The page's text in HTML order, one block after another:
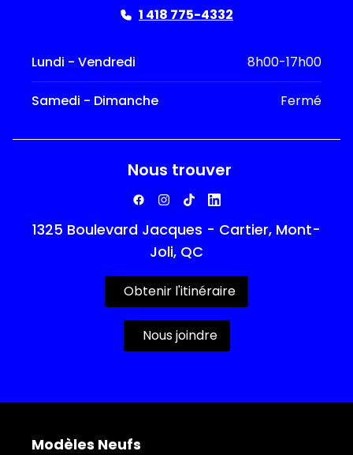
1 418 775-4332
Lundi - Vendredi 8h00-17h00
Samedi - Dimanche Fermé
Nous trouver
1325 Boulevard Jacques - Cartier, Mont-
Joli, QC
Obtenir l'itinéraire
Nous joindre
Modèles Neufs